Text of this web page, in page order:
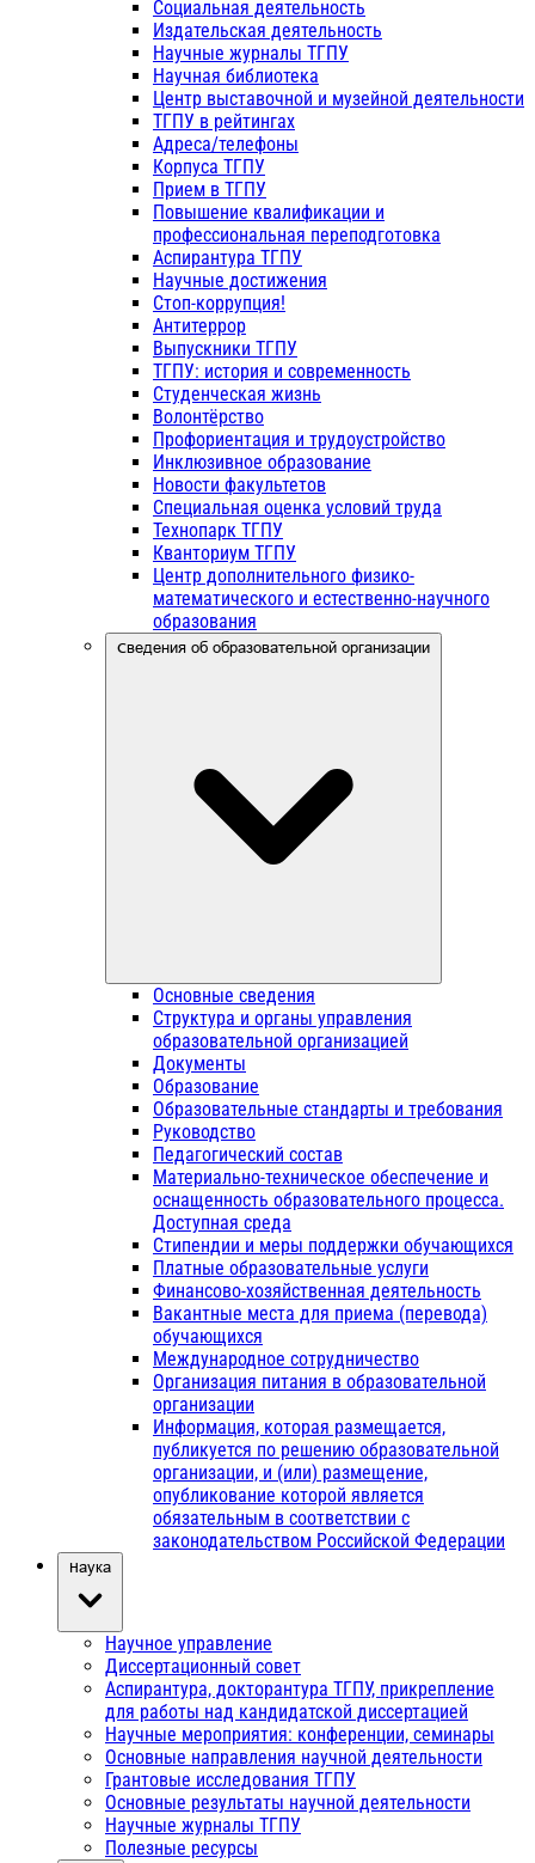
Социальная деятельность
Издательская деятельность
Научные журналы ТГПУ
Научная библиотека
Центр выставочной и музейной деятельности
ТГПУ в рейтингах
Адреса/телефоны
Корпуса ТГПУ
Прием в ТГПУ
Повышение квалификации и
профессиональная переподготовка
Аспирантура ТГПУ
Научные достижения
Стоп-коррупция!
Антитеррор
Выпускники ТГПУ
ТГПУ: история и современность
Студенческая жизнь
Волонтёрство
Профориентация и трудоустройство
Инклюзивное образование
Новости факультетов
Специальная оценка условий труда
Технопарк ТГПУ
Кванториум ТГПУ
Центр дополнительного физико-
математического и естественно-научного
образования
Сведения об образовательной организации
Основные сведения
Структура и органы управления
образовательной организацией
Документы
Образование
Образовательные стандарты и требования
Руководство
Педагогический состав
Материально-техническое обеспечение и
оснащенность образовательного процесса.
Доступная среда
Стипендии и меры поддержки обучающихся
Платные образовательные услуги
Финансово-хозяйственная деятельность
Вакантные места для приема (перевода)
обучающихся
Международное сотрудничество
Организация питания в образовательной
организации
Информация, которая размещается,
публикуется по решению образовательной
организации, и (или) размещение,
опубликование которой является
обязательным в соответствии с
законодательством Российской Федерации
Наука
Научное управление
Диссертационный совет
Аспирантура, докторантура ТГПУ, прикрепление
для работы над кандидатской диссертацией
Научные мероприятия: конференции, семинары
Основные направления научной деятельности
Грантовые исследования ТГПУ
Основные результаты научной деятельности
Научные журналы ТГПУ
Полезные ресурсы